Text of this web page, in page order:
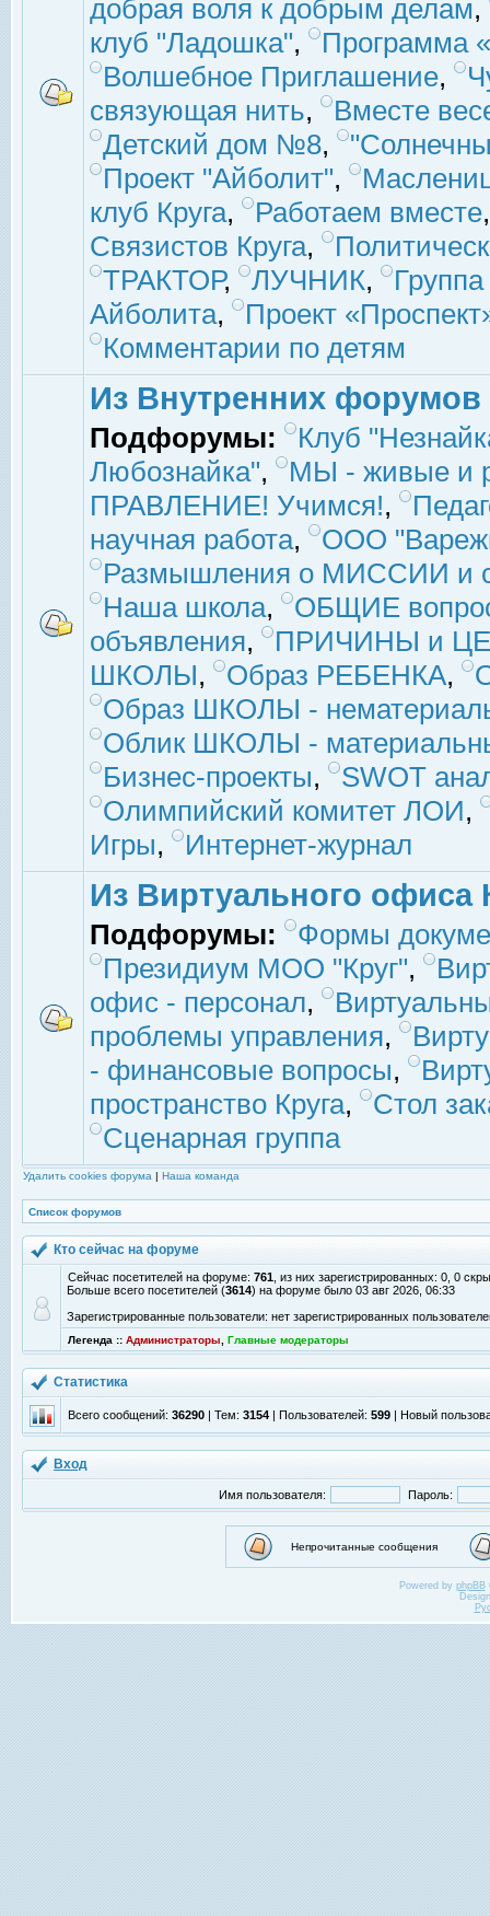
добрая воля к добрым делам,
клуб "Ладошка",
Программа
Волшебное Приглашение,
связующая нить,
Вместе
Детский дом №8,
Проект "Айболит",
клуб Круга, Работаем вместе
Связистов Круга,
ТРАКТОР, ЛУЧНИК,
Айболита,
Проект
Комментарии по детям
Из Внутренних форумов
Подфорумы:
Клуб
Любознайка",
МЫ - живые и
ПРАВЛЕНИЕ! Учимся!,
научная работа,
ООО
Размышления о МИССИИ и
Наша школа,
ОБЩИЕ
объявления,
ПРИЧИНЫ и
ШКОЛЫ, Образ РЕБЕНКА,
Образ ШКОЛЫ -
Облик ШКОЛЫ -
Бизнес-проекты,
SWOT
Олимпийский комитет ЛОИ,
Игры, Интернет-журнал
Из Виртуального офиса
Подфорумы:
Формы
Президиум МОО "Круг",
офис - персонал,
проблемы управления,
- финансовые вопросы,
пространство Круга,
Стол
Сценарная группа
Удалить cookies форума | Наша команда
Список форумов
Кто сейчас на форуме
Сейчас посетителей на форуме: 761 , из них зарегистрированных: 0, 0
Больше всего посетителей (3614) на форуме было 03 авг 2026, 06:33
Зарегистрированные пользователи: нет зарегистрированных
Легенда :: Администраторы Главные модераторы
Статистика
Всего сообщений: 36290 | Тем: 3154 | Пользователей: 599 | Новый
Вход
Имя пользователя: Пароль:
Непрочитанные сообщения
Powered by phpBB